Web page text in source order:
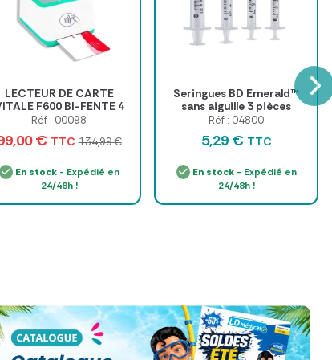
LECTEUR DE CARTE
F600 BI-FENTE 4
1 PLUG & PLAY - lecteur
Réf : 00098
€ TTC 134,99 €
En stock- Expédié en
24/48h !
Seringues BD Emerald™
sans aiguille 3 pièces
Réf : 04800
5,29 € TTC
En stock- Expédié en
24/48h !